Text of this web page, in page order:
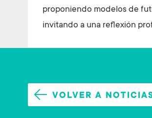
proponiendo modelos de
invitando a una reflexión
VOLVER A